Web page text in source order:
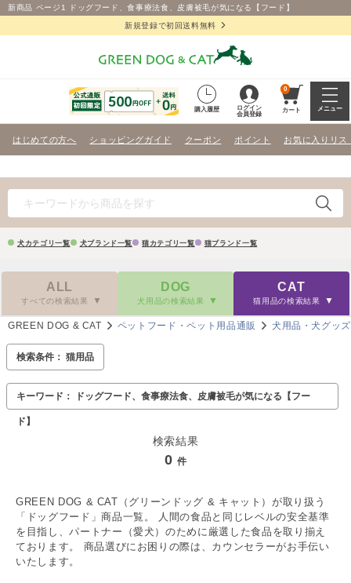
新商品 ページ1 ドッグフード、食事療法食、皮膚被毛が気になる【フード】
新規登録で初回送料無料
購入履歴
ログイン
会員登録
0
カート メニュー
はじめての方へ ショッピングガイド クーポン ポイント お気に入りリス
犬カテゴリ一覧 犬ブランド一覧 猫カテゴリ一覧 猫ブランド一覧
ALL
すべての検索結果
DOG
犬用品の検索結果
CAT
猫用品の検索結果
GREEN DOG & CAT ペットフード・ペット用品通販 犬用品・犬グッズ
検索条件： 猫用品
キーワード： ドッグフード、食事療法食、皮膚被毛が気になる【フー
ド】
検索結果
0 件
GREEN DOG & CAT（グリーンドッグ & キャット）が取り扱う
「ドッグフード」商品一覧。 人間の食品と同じレベルの安全基準
を目指し、パートナー（愛犬）のために厳選した食品を取り揃え
ております。 商品選びにお困りの際は、カウンセラーがお手伝い
いたします。